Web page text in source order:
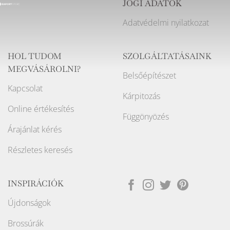
JOGI ADATOK
Adatvédelmi nyilatkozat
HOL TUDOM
MEGVÁSÁROLNI?
Kapcsolat
Online értékesítés
Árajánlat kérés
Részletes keresés
SZOLGÁLTATÁSAINK
Belsőépítészet
Kárpitozás
Függönyözés
INSPIRÁCIÓK
Újdonságok
Brossúrák